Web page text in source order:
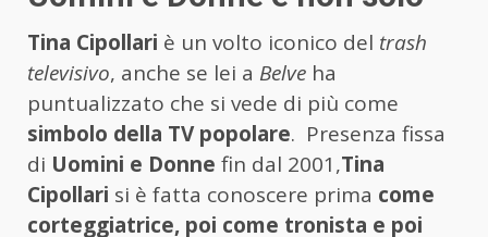
Tina Cipollari è un volto iconico del trash
televisivo, anche se lei a Belve ha
puntualizzato che si vede di più come
simbolo della TV popolare. Presenza fissa
di Uomini e Donne fin dal 2001,Tina
Cipollari si è fatta conoscere prima come
corteggiatrice, poi come tronista e poi